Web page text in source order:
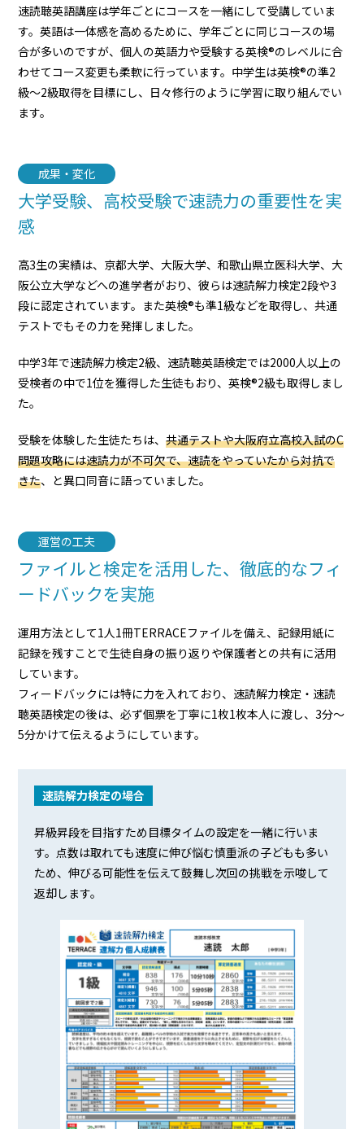
速読聴英語講座は学年ごとにコースを一緒にして受講していま
す。英語は一体感を高めるために、学年ごとに同じコースの場
合が多いのですが、個人の英語力や受験する英検®のレベルに合
わせてコース変更も柔軟に行っています。中学生は英検®の準2
級〜2級取得を目標にし、日々修行のように学習に取り組んでい
ます。
成果・変化
大学受験、高校受験で速読力の重要性を実
感
高3生の実績は、京都大学、大阪大学、和歌山県立医科大学、大
阪公立大学などへの進学者がおり、彼らは速読解力検定2段や3
段に認定されています。また英検®も準1級などを取得し、共通
テストでもその力を発揮しました。
中学3年で速読解力検定2級、速読聴英語検定では2000人以上の
受検者の中で1位を獲得した生徒もおり、英検®2級も取得しまし
た。
受験を体験した生徒たちは、共通テストや大阪府立高校入試のC
問題攻略には速読力が不可欠で、速読をやっていたから対抗で
きた、と異口同音に語っていました。
運営の工夫
ファイルと検定を活用した、徹底的なフィ
ードバックを実施
運用方法として1人1冊TERRACEファイルを備え、記録用紙に
記録を残すことで生徒自身の振り返りや保護者との共有に活用
しています。
フィードバックには特に力を入れており、速読解力検定・速読
聴英語検定の後は、必ず個票を丁寧に1枚1枚本人に渡し、3分～
5分かけて伝えるようにしています。
速読解力検定の場合
昇級昇段を目指すため目標タイムの設定を一緒に行いま
す。点数は取れても速度に伸び悩む慎重派の子どもも多い
ため、伸びる可能性を伝えて鼓舞し次回の挑戦を示唆して
返却します。